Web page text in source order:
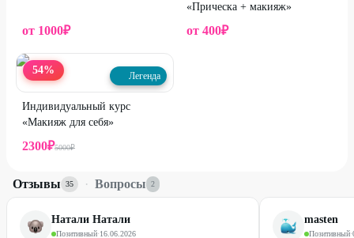
от 1000₽
«Прическа + макияж»
от 400₽
54% Легенда
Индивидуальный курс
«Макияж для себя»
2300₽5000₽
Отзывы 35 · Вопросы 2
Натали Натали
Позитивный·16.06.2026
masten
Позитивный·